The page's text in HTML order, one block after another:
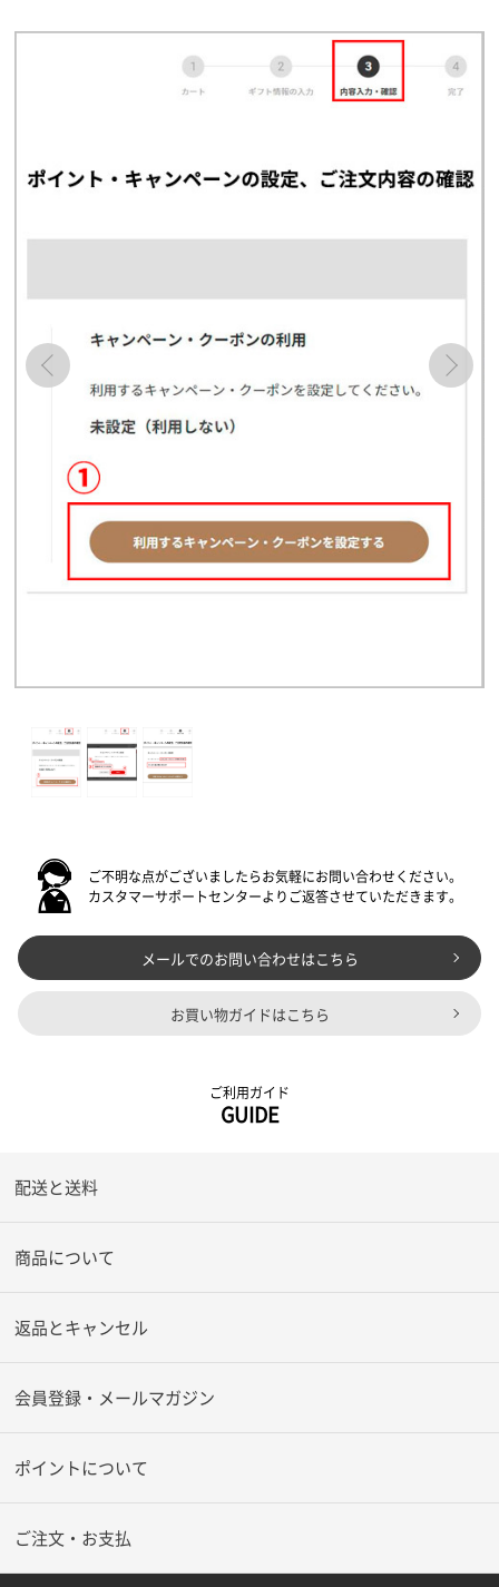
ご不明な点がございましたらお気軽にお問い合わせください。
カスタマーサポートセンターよりご返答させていただきます。
メールでのお問い合わせはこちら
お買い物ガイドはこちら
ご利用ガイド
GUIDE
配送と送料
商品について
返品とキャンセル
会員登録・メールマガジン
ポイントについて
ご注文・お支払